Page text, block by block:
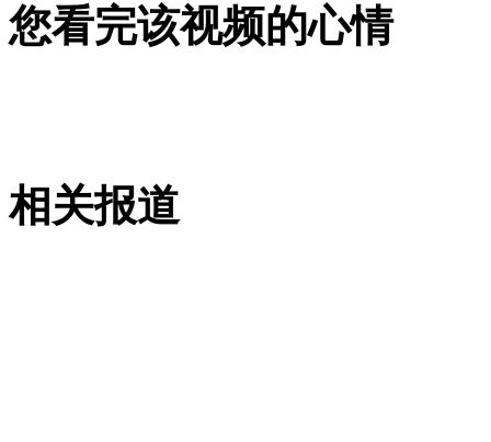
山西运城恶犬咬伤多人 警民合力深夜将其击毙
无痛分娩是否安全 医生回应
您看完该视频的心情
相关报道